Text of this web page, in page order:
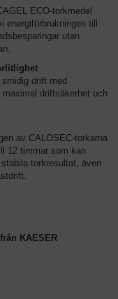
ECO-torkmedel
till
utan
drift med
driftsäkerhet och
av CALOSEC-torkarna
12 timmar som kan
torkresultat, även
KAESER